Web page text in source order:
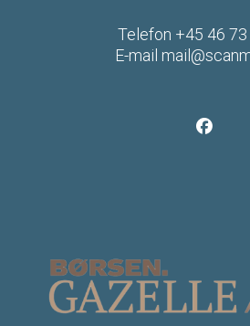
Telefon +45 46
E-mail